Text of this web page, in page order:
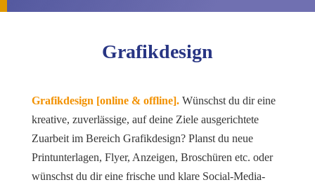
Grafikdesign
Grafikdesign [online & offline]. Wünschst du dir eine
kreative, zuverlässige, auf deine Ziele ausgerichtete
Zuarbeit im Bereich Grafikdesign?Planst du neue
Printunterlagen, Flyer, Anzeigen, Broschüren etc. oder
wünschst du dir eine frische und klare Social-Media-